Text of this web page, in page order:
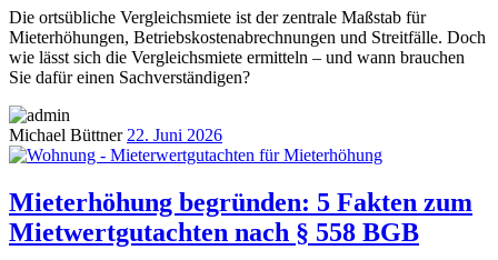
Die ortsübliche Vergleichsmiete ist der zentrale Maßstab für
Mieterhöhungen, Betriebskostenabrechnungen und Streitfälle. Doch
wie lässt sich die Vergleichsmiete ermitteln – und wann brauchen
Sie dafür einen Sachverständigen?
Michael Büttner 22. Juni 2026
Mieterhöhung begründen: 5 Fakten zum
Mietwertgutachten nach § 558 BGB